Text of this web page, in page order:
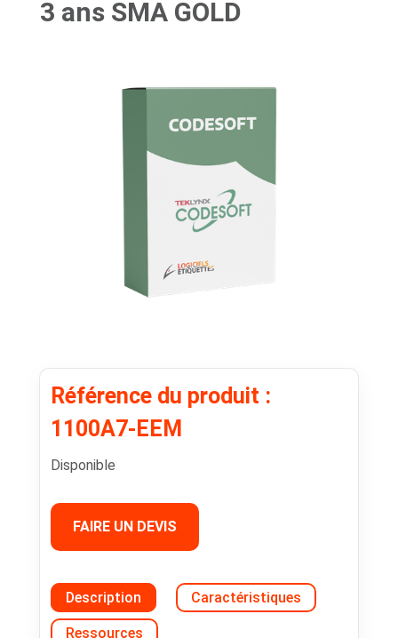
3 ans SMA GOLD
Référence du produit :
1100A7-EEM
Disponible
FAIRE UN DEVIS
Description Caractéristiques
Ressources